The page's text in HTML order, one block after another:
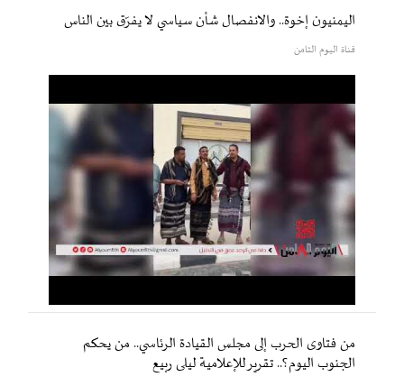
اليمنيون إخوة.. والانفصال شأن سياسي لا يفرّق بين الناس
قناة اليوم الثامن
من فتاوى الحرب إلى مجلس القيادة الرئاسي.. من يحكم
الجنوب اليوم؟.. تقرير للإعلامية ليلى ربيع